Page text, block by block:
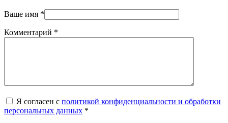
Ваше имя *
Комментарий *
Я согласен с политикой конфиденциальности и обработки
персональных данных *